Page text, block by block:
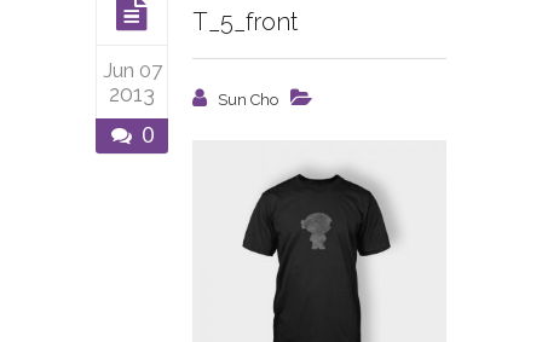
Jun 07
2013
0
T_5_front
Sun Cho